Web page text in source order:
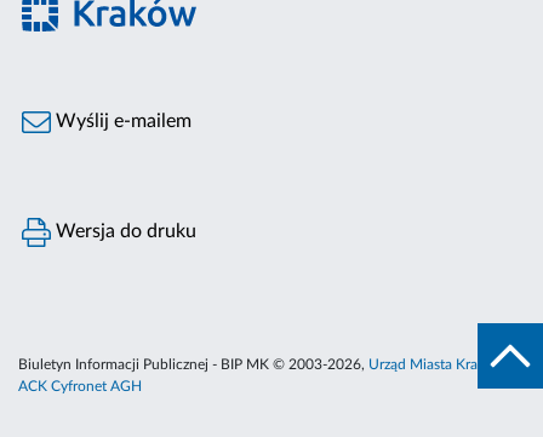
Wyślij e-mailem
Wersja do druku
Biuletyn Informacji Publicznej - BIP MK © 2003-2026, Urząd Miasta Krakowa
ACK Cyfronet AGH